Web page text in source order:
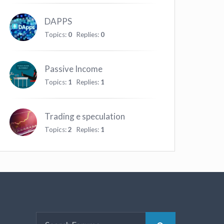
DAPPS
Topics: 0 Replies: 0
Passive Income
Topics: 1 Replies: 1
Trading e speculation
Topics:2 Replies: 1